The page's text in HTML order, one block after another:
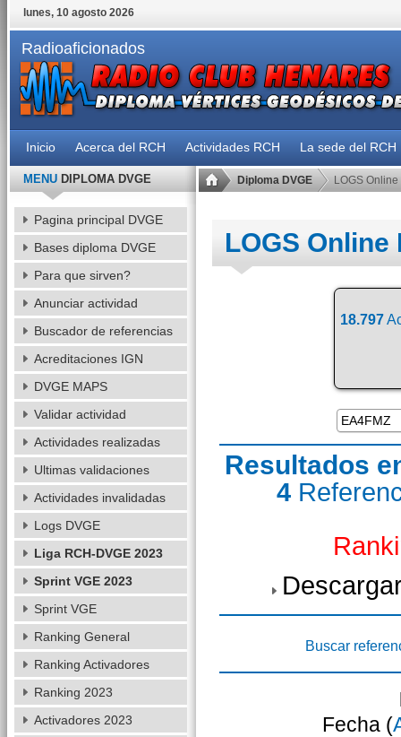
lunes, 10 agosto 2026
Radioaficionados
Inicio Acerca del RCH Actividades RCH La sede del RCH
Diploma DVGE LOGS Online
LOGS Online
18.797
Resultados
4
Buscar
Fecha (
MENUDIPLOMA DVGE
Pagina principal DVGE
Bases diploma DVGE
Para que sirven?
Anunciar actividad
Buscador de referencias
Acreditaciones IGN
DVGE MAPS
Validar actividad
Actividades realizadas
Ultimas validaciones
Actividades invalidadas
Logs DVGE
Liga RCH-DVGE 2023
Sprint VGE 2023
Sprint VGE
Ranking General
Ranking Activadores
Ranking 2023
Activadores 2023